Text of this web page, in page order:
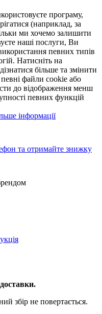
програму,
(наприклад, за
ми хочемо залишити
наші послуги, Ви
певних типів
Натисніть на
більше та змінити
файли cookie або
до відображення менш
певних функцій
інформації
та отримайте знижку
збір не повертається.